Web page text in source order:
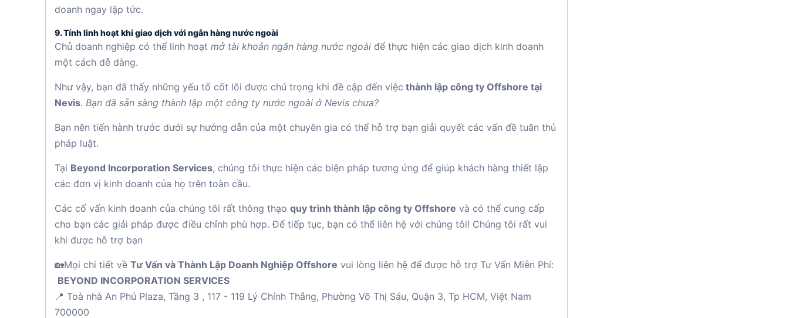
doanh ngay lập tức.
9. Tính linh hoạt khi giao dịch với ngân hàng nước ngoài
Chủ doanh nghiệp có thể linh hoạt mở tài khoản ngân hàng nước ngoài để thực hiện các giao dịch kinh doanh
một cách dễ dàng.
Như vậy, bạn đã thấy những yếu tố cốt lõi được chú trọng khi đề cập đến việc thành lập công ty Offshore tại
Nevis. Bạn đã sẵn sàng thành lập một công ty nước ngoài ở Nevis chưa?
Bạn nên tiến hành trước dưới sự hướng dẫn của một chuyên gia có thể hỗ trợ bạn giải quyết các vấn đề tuân thủ
pháp luật.
Tại Beyond Incorporation Services, chúng tôi thực hiện các biện pháp tương ứng để giúp khách hàng thiết lập
các đơn vị kinh doanh của họ trên toàn cầu.
Các cố vấn kinh doanh của chúng tôi rất thông thạo quy trình thành lập công ty Offshore và có thể cung cấp
cho bạn các giải pháp được điều chỉnh phù hợp. Để tiếp tục, bạn có thể liên hệ với chúng tôi! Chúng tôi rất vui
khi được hỗ trợ bạn
🏡Mọi chi tiết về Tư Vấn và Thành Lập Doanh Nghiệp Offshore vui lòng liên hệ để được hỗ trợ Tư Vấn Miễn Phí:
BEYOND INCORPORATION SERVICES
📍 Toà nhà An Phú Plaza, Tầng 3 , 117 - 119 Lý Chính Thắng, Phường Võ Thị Sáu, Quận 3, Tp HCM, Việt Nam
700000